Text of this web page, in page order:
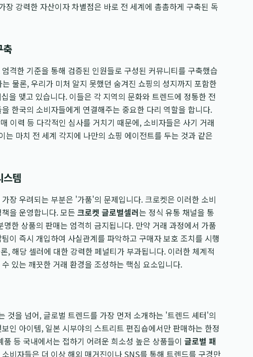
강력한 자산이자 차별점은 바로 전 세계에 촘촘하게 구축된 독
축
격한 기준을 통해 검증된 인원들로 구성된 커뮤니티를 구축했습
물론, 우리가 미처 알지 못했던 숨겨진 쇼핑의 성지까지 포함한
을 맺고 있습니다. 이들은 각 지역의 문화와 트렌드에 정통한 전
한국의 소비자들에게 연결해주는 중요한 다리 역할을 합니다.
이력 등 다각적인 심사를 거치기 때문에, 소비자들은 사기 거래
는 마치 전 세계 각지에 나만의 쇼핑 에이전트를 두는 것과 같은
템
장 우려되는 부분은 '가품'의 문제입니다. 크로켓은 이러한 소비
을 운영합니다. 모든 크로켓 글로벌셀러는 정식 유통 채널을 통
한 상품의 판매는 엄격히 금지됩니다. 만약 거래 과정에서 가품
이 즉시 개입하여 사실관계를 파악하고 구매자 보호 조치를 시행
, 해당 셀러에 대한 강력한 페널티가 부과됩니다. 이러한 체계적
있는 깨끗한 거래 환경을 조성하는 핵심 요소입니다.
것을 넘어, 글로벌 트렌드를 가장 먼저 소개하는 '트렌드 셰터'의
인 아이템, 일본 시부야의 스트리트 편집숍에서만 판매하는 한정
등 국내에서는 접하기 어려운 희소성 높은 상품들이 글로벌 패
비자들은 더 이상 해외 매거진이나 SNS를 통해 트렌드를 구경만